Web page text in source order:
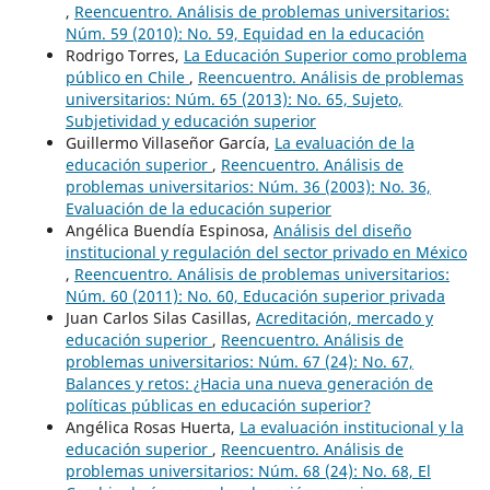
, Reencuentro. Análisis de problemas universitarios:
Núm. 59 (2010): No. 59, Equidad en la educación
Rodrigo Torres, La Educación Superior como problema
público en Chile , Reencuentro. Análisis de problemas
universitarios: Núm. 65 (2013): No. 65, Sujeto,
Subjetividad y educación superior
Guillermo Villaseñor García, La evaluación de la
educación superior , Reencuentro. Análisis de
problemas universitarios: Núm. 36 (2003): No. 36,
Evaluación de la educación superior
Angélica Buendía Espinosa, Análisis del diseño
institucional y regulación del sector privado en México
, Reencuentro. Análisis de problemas universitarios:
Núm. 60 (2011): No. 60, Educación superior privada
Juan Carlos Silas Casillas, Acreditación, mercado y
educación superior , Reencuentro. Análisis de
problemas universitarios: Núm. 67 (24): No. 67,
Balances y retos: ¿Hacia una nueva generación de
políticas públicas en educación superior?
Angélica Rosas Huerta, La evaluación institucional y la
educación superior , Reencuentro. Análisis de
problemas universitarios: Núm. 68 (24): No. 68, El